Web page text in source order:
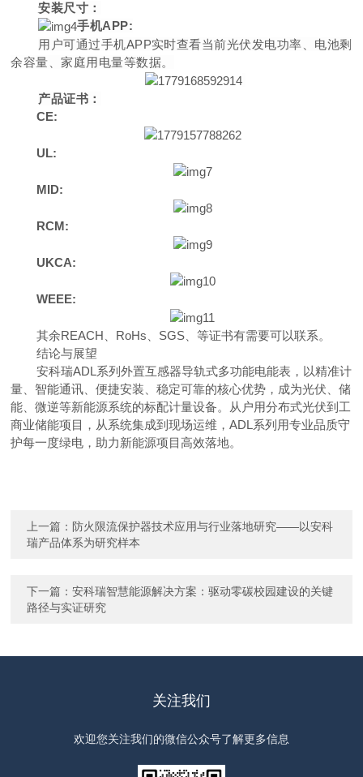
安装尺寸：
手机APP:
用户可通过手机APP实时查看当前光伏发电功率、电池剩
余容量、家庭用电量等数据。
产品证书：
CE:
UL:
MID:
RCM:
UKCA:
WEEE:
其余REACH RoHs SGS 、等证书有需要可以联系。
结论与展望
安科瑞ADL系列外置互感器导轨式多功能电能表，以精准计
量、智能通讯、便捷安装、稳定可靠的核心优势，成为光伏、储
能、微逆等新能源系统的标配计量设备。从户用分布式光伏到工
商业储能项目，从系统集成到现场运维 ，ADL系列用专业品质守
护每一度绿电，助力新能源项目高效落地。
上一篇： 防火限流保护器技术应用与行业落地研究——以安科
瑞产品体系为研究样本
下一篇：安科瑞智慧能源解决方案：驱动零碳校园建设的关键
路径与实证研究
关注我们
欢迎您关注我们的微信公众号了解更多信息